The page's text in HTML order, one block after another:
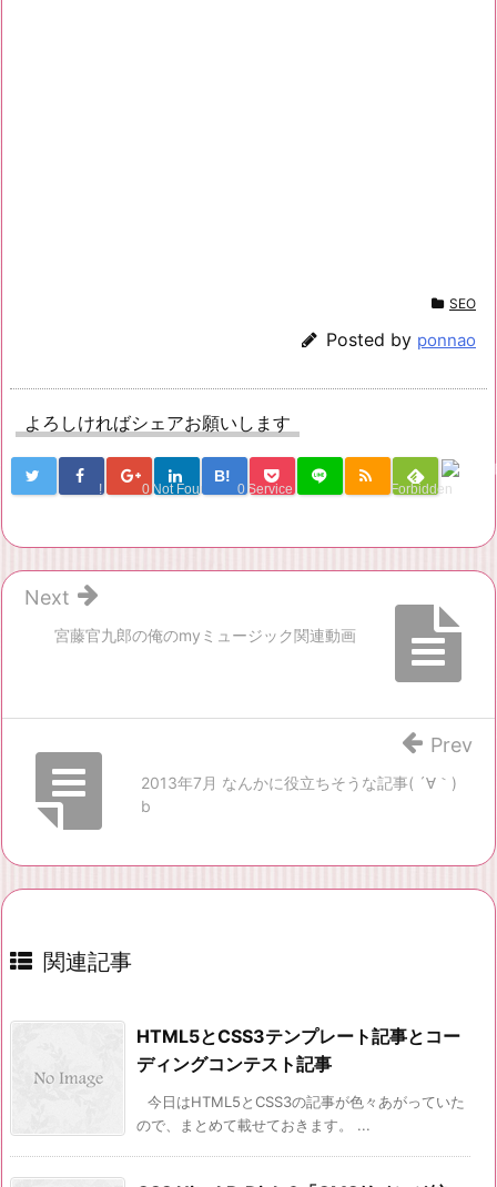
SEO
Posted by ponnao
よろしければシェアお願いします
! 0 Not Found
B!
0 Service Una Forbidden
宮藤官九郎の俺のmyミュージック関連動画
Next
2013年7月 なんかに役立ちそうな記事( ´∀｀)
b
Prev
関連記事
HTML5とCSS3テンプレート記事とコー
ディングコンテスト記事
今日はHTML5とCSS3の記事が色々あがっていた
ので、まとめて載せておきます。 ...